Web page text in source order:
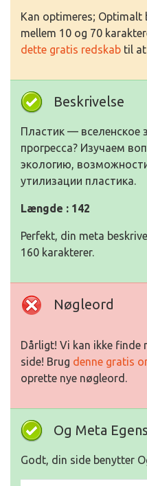
Kan optimeres;
mellem 10 og 70
dette gratis redskab til
Beskrivelse
Пластик — вселенское
прогресса? Изучаем
экологию,
утилизации пластика.
Længde : 142
Perfekt, din meta
160 karakterer.
Nøgleord
Dårligt! Vi kan ikke finde
side! Brug denne gratis
oprette nye nøgleord.
Og Meta
Godt, din side benytter